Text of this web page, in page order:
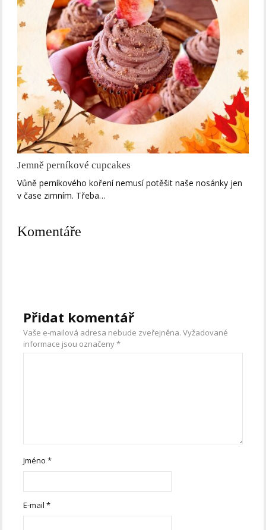
Jemně perníkové cupcakes
Vůně perníkového koření nemusí potěšit naše nosánky jen
v čase zimním. Třeba…
Komentáře
Přidat komentář
Vaše e-mailová adresa nebude zveřejněna. Vyžadované
informace jsou označeny*
Jméno*
E-mail*